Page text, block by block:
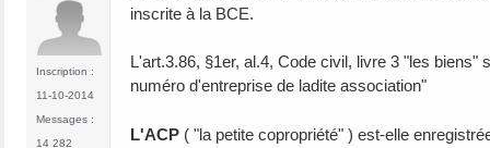
Inscription :
11-10-2014
Messages :
14 282
inscrite à la BCE.
L'art.3.86, §1er, al.4, Code civil, livre 3 "les
numéro d'entreprise de ladite association"
L'ACP ( "la petite copropriété" ) est-elle